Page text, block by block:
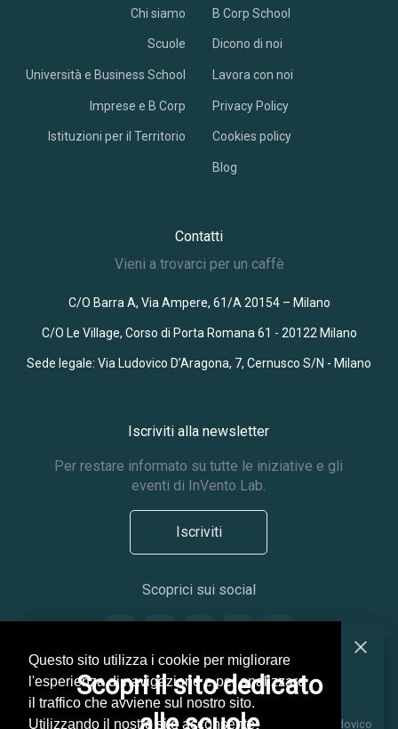
Questo sito utilizza i cookie per migliorare
l'esperienza di navigazione e per analizzare
il traffico che avviene sul nostro sito.
Utilizzando il nostro sito acconsente
Scopri il sito dedicato
Chi siamo
Scuole
Università e Business School
Imprese e B Corp
Istituzioni per il Territorio
B Corp School
Dicono di noi
Lavora con noi
Privacy Policy
Cookies policy
Blog
Contatti
Vieni a trovarci per un caffè
C/O Barra A, Via Ampere, 61/A 20154 – Milano
C/O Le Village, Corso di Porta Romana 61 - 20122 Milano
Sede legale: Via Ludovico D’Aragona, 7, Cernusco S/N - Milano
Iscriviti alla newsletter
Per restare informato su tutte le iniziative e gli
eventi di InVento Lab.
Iscriviti
Scoprici sui social
© 2026 InVento Innovation Lab ® Impresa Sociale s.r.l. Via Ludovico